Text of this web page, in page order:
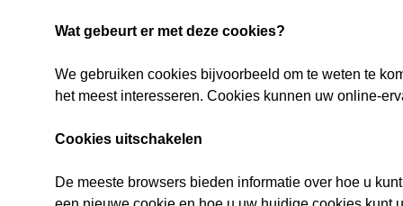
Wat gebeurt er met deze cookies?
We gebruiken cookies bijvoorbeeld om te weten te
het meest interesseren. Cookies kunnen uw online-
Cookies uitschakelen
De meeste browsers bieden informatie over hoe u